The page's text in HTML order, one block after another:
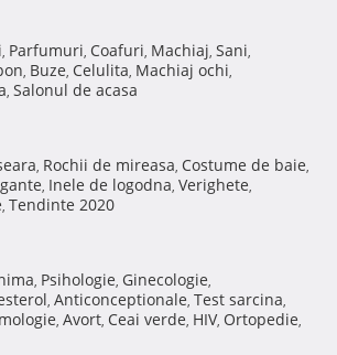
, Parfumuri, Coafuri, Machiaj, Sani,
, Buze, Celulita, Machiaj ochi,
, Salonul de acasa
, Rochii de mireasa, Costume de baie,
, Inele de logodna, Verighete,
, Tendinte 2020
, Psihologie, Ginecologie,
, Anticonceptionale, Test sarcina,
, Avort, Ceai verde, HIV, Ortopedie,